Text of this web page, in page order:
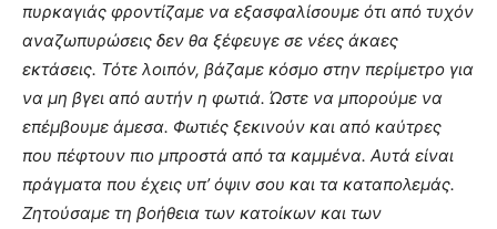
πυρκαγιάς φροντίζαμε να εξασφαλίσουμε ότι από τυχόν
αναζωπυρώσεις δεν θα ξέφευγε σε νέες άκαες
εκτάσεις. Τότε λοιπόν, βάζαμε κόσμο στην περίμετρο για
να μη βγει από αυτήν η φωτιά. Ώστε να μπορούμε να
επέμβουμε άμεσα. Φωτιές ξεκινούν και από καύτρες
που πέφτουν πιο μπροστά από τα καμμένα. Αυτά είναι
πράγματα που έχεις υπ’ όψιν σου και τα καταπολεμάς.
Ζητούσαμε τη βοήθεια των κατοίκων και των